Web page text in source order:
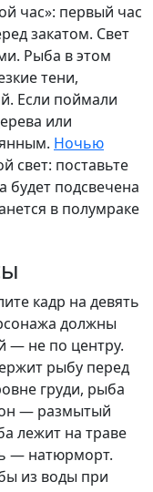
час»: первый час
закатом. Свет
Рыба в этом
тени,
Если поймали
или
Ночью
свет: поставьте
будет подсвечена
в полумраке
кадр на девять
должны
— не по центру.
рыбу перед
груди, рыба
— размытый
лежит на траве
— натюрморт.
из воды при